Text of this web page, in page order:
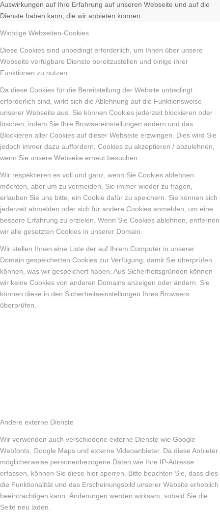
Auswirkungen auf Ihre Erfahrung auf unseren Webseite und auf die
Dienste haben kann, die wir anbieten können.
Wichtige Webseiten-Cookies
Diese Cookies sind unbedingt erforderlich, um Ihnen über unsere
Webseite verfügbare Dienste bereitzustellen und einige ihrer
Funktionen zu nutzen.
Da diese Cookies für die Bereitstellung der Website unbedingt
erforderlich sind, wirkt sich die Ablehnung auf die Funktionsweise
unserer Webseite aus. Sie können Cookies jederzeit blockieren oder
löschen, indem Sie Ihre Browsereinstellungen ändern und das
Blockieren aller Cookies auf dieser Webseite erzwingen. Dies wird Sie
jedoch immer dazu auffordern, Cookies zu akzeptieren / abzulehnen,
wenn Sie unsere Webseite erneut besuchen.
Wir respektieren es voll und ganz, wenn Sie Cookies ablehnen
möchten, aber um zu vermeiden, Sie immer wieder zu fragen,
erlauben Sie uns bitte, ein Cookie dafür zu speichern. Sie können sich
jederzeit abmelden oder sich für andere Cookies anmelden, um eine
bessere Erfahrung zu erzielen. Wenn Sie Cookies ablehnen, entfernen
wir alle gesetzten Cookies in unserer Domain.
Wir stellen Ihnen eine Liste der auf Ihrem Computer in unserer
Domain gespeicherten Cookies zur Verfügung, damit Sie überprüfen
können, was wir gespeichert haben. Aus Sicherheitsgründen können
wir keine Cookies von anderen Domains anzeigen oder ändern. Sie
können diese in den Sicherheitseinstellungen Ihres Browsers
überprüfen.
Andere externe Dienste
Wir verwenden auch verschiedene externe Dienste wie Google
Webfonts, Google Maps und externe Videoanbieter. Da diese Anbieter
möglicherweise personenbezogene Daten wie Ihre IP-Adresse
erfassen, können Sie diese hier sperren. Bitte beachten Sie, dass dies
die Funktionalität und das Erscheinungsbild unserer Website erheblich
beeinträchtigen kann. Änderungen werden wirksam, sobald Sie die
Seite neu laden.